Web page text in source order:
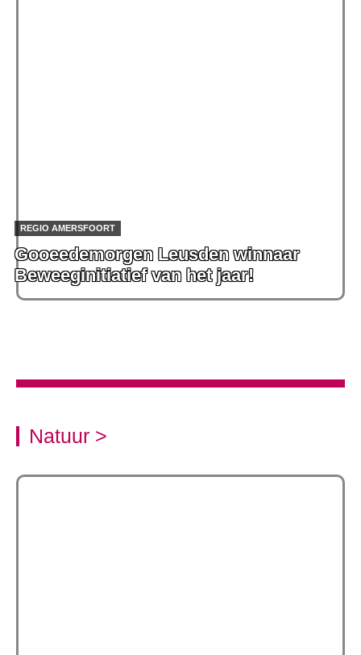
REGIO AMERSFOORT
Gooeedemorgen Leusden winnaar
Beweeginitiatief van het jaar!
Natuur >